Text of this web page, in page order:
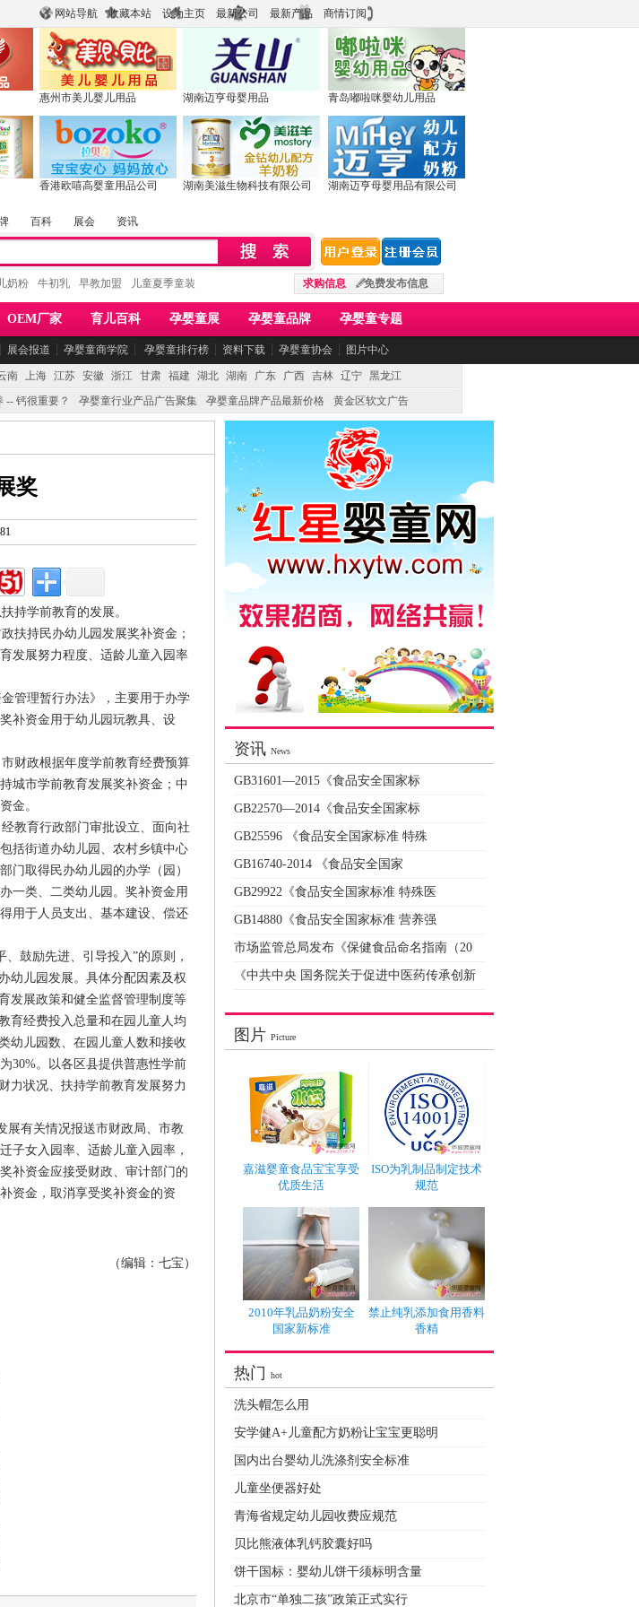
网站导航 收藏本站 设为主页 最新公司 最新产品 商情订阅
惠州市美儿婴儿用品 湖南迈亨母婴用品 青岛嘟啦咪婴幼儿用品
香港欧嘻高婴童用品公司 湖南美滋生物科技有限公司 湖南迈亨母婴用品有限公司
百科 展会 资讯
求购信息 免费发布信息
奶粉 牛初乳 早教加盟 儿童夏季童装
OEM厂家 育儿百科 孕婴童展 孕婴童品牌 孕婴童专题
┆ 展会报道 ┆ 孕婴童商学院 ┆ 孕婴童排行榜 ┆ 资料下载 ┆ 孕婴童协会 ┆ 图片中心
南 上海 江苏 安徽 浙江 甘肃 福建 湖北 湖南 广东 广西 吉林 辽宁 黑龙江
-- 钙很重要？ 孕婴童行业产品广告聚集 孕婴童品牌产品最新价格 黄金区软文广告
奖
持学前教育的发展。
扶持民办幼儿园发展奖补资金；
发展努力程度、适龄儿童入园率
管理暂行办法》，主要用于办学
补资金用于幼儿园玩教具、设
财政根据年度学前教育经费预算
城市学前教育发展奖补资金；中
金。
教育行政部门审批设立、面向社
括街道办幼儿园、农村乡镇中心
门取得民办幼儿园的办学（园）
一类、二类幼儿园。奖补资金用
用于人员支出、基本建设、偿还
鼓励先进、引导投入”的原则，
幼儿园发展。具体分配因素及权
发展政策和健全监督管理制度等
育经费投入总量和在园儿童人均
幼儿园数、在园儿童人数和接收
30%。以各区县提供普惠性学前
力状况、扶持学前教育发展努力
有关情况报送市财政局、市教
子女入园率、适龄儿童入园率，
补资金应接受财政、审计部门的
资金，取消享受奖补资金的资
（编辑：七宝）
资讯 News
GB31601—2015《食品安全国家标
GB22570—2014《食品安全国家标
GB25596 《食品安全国家标准 特殊
GB16740-2014 《食品安全国家
GB29922《食品安全国家标准 特殊医
GB14880《食品安全国家标准 营养强
市场监管总局发布《保健食品命名指南（20
《中共中央 国务院关于促进中医药传承创新
图片 Picture
嘉滋婴童食品宝宝享受
优质生活
ISO为乳制品制定技术
规范
2010年乳品奶粉安全
国家新标准
禁止纯乳添加食用香料
香精
热门 hot
洗头帽怎么用
安学健A+儿童配方奶粉让宝宝更聪明
国内出台婴幼儿洗涤剂安全标准
儿童坐便器好处
青海省规定幼儿园收费应规范
贝比熊液体乳钙胶囊好吗
饼干国标：婴幼儿饼干须标明含量
北京市“单独二孩”政策正式实行